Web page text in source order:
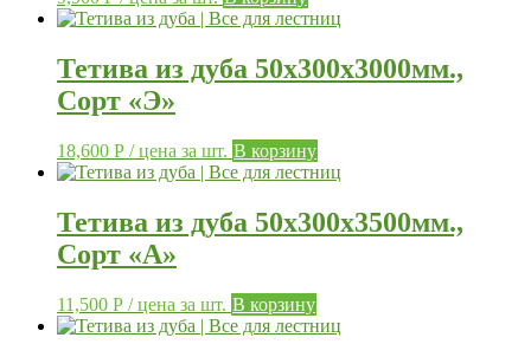
Тетива из дуба 50х300х3000мм.,
Сорт «Э»
18,600 Р / цена за шт. В корзину
Тетива из дуба 50х300х3500мм.,
Сорт «А»
11,500 Р / цена за шт. В корзину